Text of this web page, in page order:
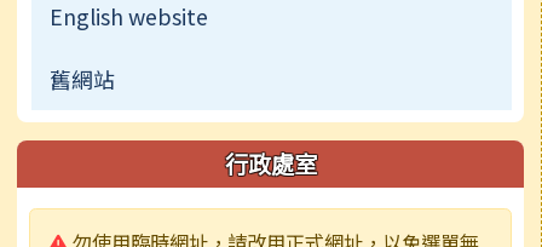
English website
舊網站
行政處室
警告: